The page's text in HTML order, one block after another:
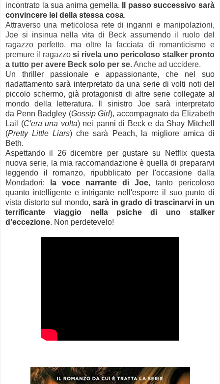
incontrato la sua anima gemella.
Il passo successivo sarà
convincere lei della stessa cosa.
Attraverso una meticolosa rete di inganni e manipolazioni,
Joe si insinua nella vita di Beck assumendo il ruolo del
ragazzo perfetto, ma oltre la facciata di romanticismo e
premure il ragazzosi rivela uno pericoloso stalker pronto
a tutto per avere Beck solo per se. Anche ad uccidere.
Un thriller passionale e appassionante, che nel suo
riadattamento sarà interpretato da una serie di volti noti del
piccolo schermo, già protagonisti di altre serie collegate al
mondo della letteratura. Il sinistro Joe sarà interpretato
da Penn Badgley (Gossip Girl), accompagnato da Elizabeth
Lail (C'era una volta) nei panni di Beck e da Shay Mitchell
(Pretty Little Liars) che sarà Peach, la migliore amica di
Beth.
Aspettando il 26 dicembre per gustare su Netflix questa
nuova serie, la mia raccomandazione è quella di prepararvi
leggendo il romanzo, ripubblicato per l'occasione dalla
Mondadori:
la voce narrante di Joe, tanto pericoloso
quanto intelligente e intrigante nell'esporre il suo punto di
vista distorto sul mondo, sarà in grado di trascinarvi in un
terrificante viaggio nella psiche di uno stalker
d'eccezione. Non perdetevelo!